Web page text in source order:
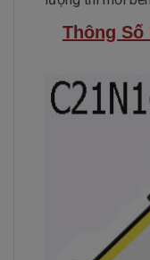
Thông Số